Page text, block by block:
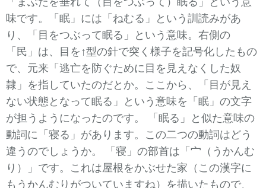
味です。「眠」には「ねむる」という訓読みがあ
り、「目をつぶって眠る」という意味。右側の
「民」は、目を↑型の針で突く様子を記号化したもの
で、元来「逃亡を防ぐために目を見えなくした奴
隷」を指していたのだとか。ここから、「目が見え
ない状態となって眠る」という意味を「眠」の文字
が担うようになったのです。 「眠る」と似た意味の
動詞に「寝る」があります。この二つの動詞はどう
違うのでしょうか。 「寝」の部首は「宀（うかんむ
り）」です。これは屋根をかぶせた家（この漢字に
もうかんむりがついていますね）を描いたもので、